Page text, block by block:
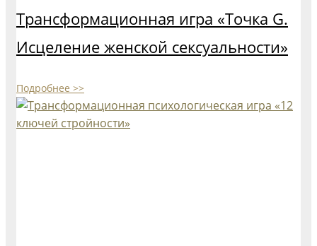
Трансформационная игра «Точка G.
Исцеление женской сексуальности»
Подробнее >>